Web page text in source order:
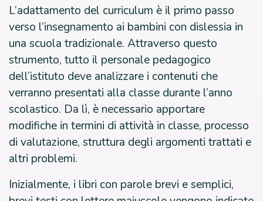
L’adattamento del curriculum è il primo passo
verso l’insegnamento ai bambini con dislessia in
una scuola tradizionale. Attraverso questo
strumento, tutto il personale pedagogico
dell’istituto deve analizzare i contenuti che
verranno presentati alla classe durante l’anno
scolastico. Da lì, è necessario apportare
modifiche in termini di attività in classe, processo
di valutazione, struttura degli argomenti trattati e
altri problemi.
Inizialmente, i libri con parole brevi e semplici,